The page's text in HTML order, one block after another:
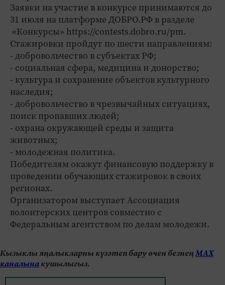
Заявки на участие в конкурсе принимаются до
31 июля на платформе ДОБРО.РФ в разделе
«Конкурсы» https://contests.dobro.ru/pm.
Стажировки пройдут по шести направлениям:
- добровольчество в субъектах РФ;
- социальная сфера, медицина и донорство;
- культура и сохранение объектов культурного
наследия;
- добровольчество в чрезвычайных ситуациях,
поиск пропавших людей;
- охрана окружающей среды и защита
животных;
- молодежная политика.
Победителям окажут финансовую поддержку в
проведении обучающих стажировок в своих
регионах.
Организатором выступает Ассоциация
волонтерских центров совместно с
Федеральным агентством по делам молодежи.
Кызыклы яңалыкларны күзәтеп бару өчен безнеңМАХ
каналынакушылыгыз.